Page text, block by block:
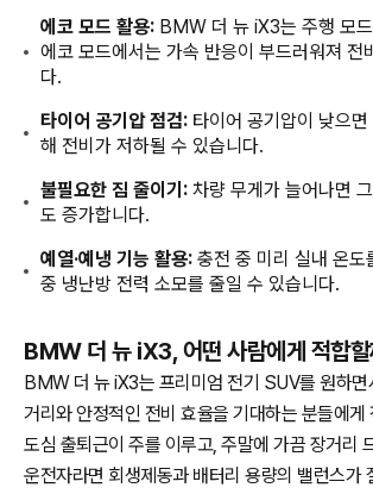
에코 모드 활용: BMW 더 뉴 iX3는 주행 모
에코 모드에서는 가속 반응이 부드러워져 전
다.
타이어 공기압 점검: 타이어 공기압이 낮으
해 전비가 저하될 수 있습니다.
불필요한 짐 줄이기: 차량 무게가 늘어나면
도 증가합니다.
예열·예냉 기능 활용: 충전 중 미리 실내 온도
중 냉난방 전력 소모를 줄일 수 있습니다.
BMW 더 뉴 iX3, 어떤 사람에게 적합
BMW 더 뉴 iX3는 프리미엄 전기 SUV를 원하면
거리와 안정적인 전비 효율을 기대하는 분들에게
도심 출퇴근이 주를 이루고, 주말에 가끔 장거리
운전자라면 회생제동과 배터리 용량의 밸런스가